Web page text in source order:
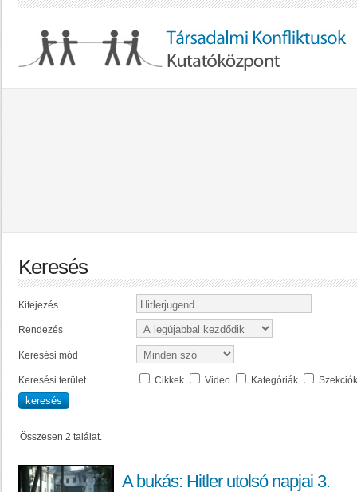
Keresés
Kifejezés
Rendezés
Keresési mód
Keresési terület Cikkek Video Kategóriák Szekciók
Összesen 2 találat.
A bukás: Hitler utolsó napjai 3.